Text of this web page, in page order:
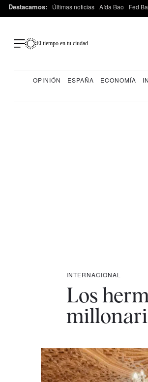
Destacamos: Últimas noticias Aída Bao Fed
El tiempo en tu ciudad
OPINIÓN ESPAÑA ECONOMÍA
INTERNACIONAL
Los